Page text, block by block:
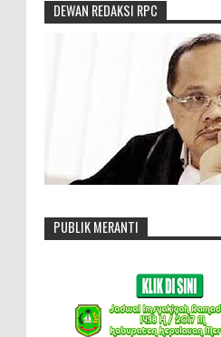
DEWAN REDAKSI RPC
PUBLIK MERANTI